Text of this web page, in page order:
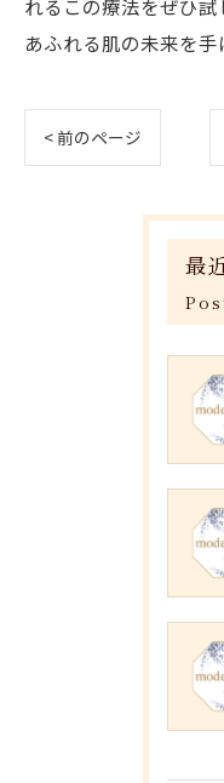
れるこの療法をぜひ
あふれる肌の未来を手
< 前のページ
最